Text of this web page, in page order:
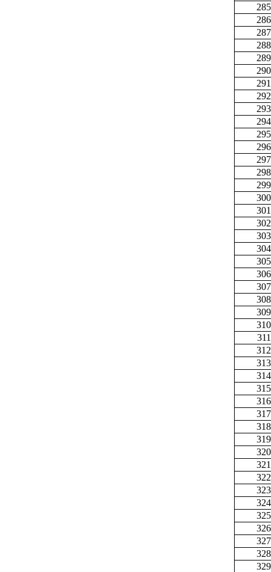
285
286
287
288
289
290
291
292
293
294
295
296
297
298
299
300
301
302
303
304
305
306
307
308
309
310
311
312
313
314
315
316
317
318
319
320
321
322
323
324
325
326
327
328
329